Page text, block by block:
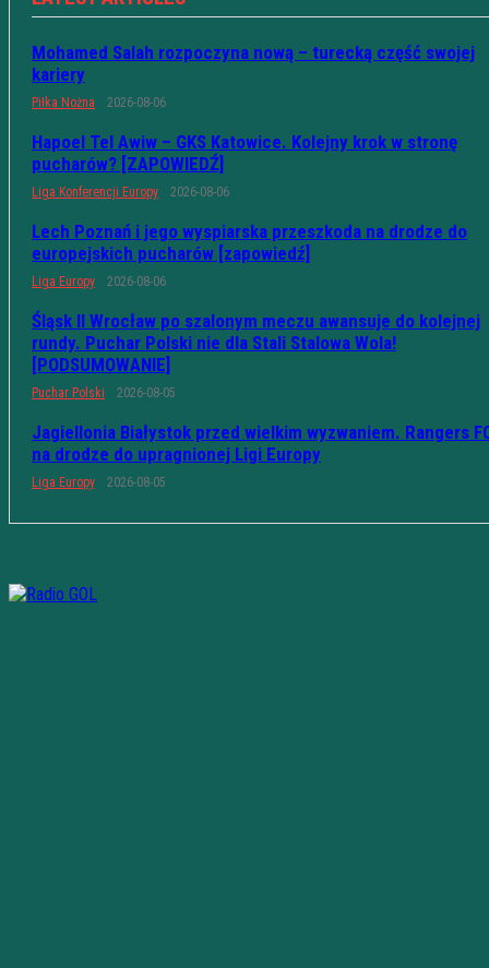
Mohamed Salah rozpoczyna nową – turecką część swojej
kariery
Piłka Nożna 2026-08-06
Hapoel Tel Awiw – GKS Katowice. Kolejny krok w stronę
pucharów? [ZAPOWIEDŹ]
Liga Konferencji Europy 2026-08-06
Lech Poznań i jego wyspiarska przeszkoda na drodze do
europejskich pucharów [zapowiedź]
Liga Europy 2026-08-06
Śląsk II Wrocław po szalonym meczu awansuje do kolejnej
rundy. Puchar Polski nie dla Stali Stalowa Wola!
[PODSUMOWANIE]
Puchar Polski 2026-08-05
Jagiellonia Białystok przed wielkim wyzwaniem. Rangers
na drodze do upragnionej Ligi Europy
Liga Europy 2026-08-05